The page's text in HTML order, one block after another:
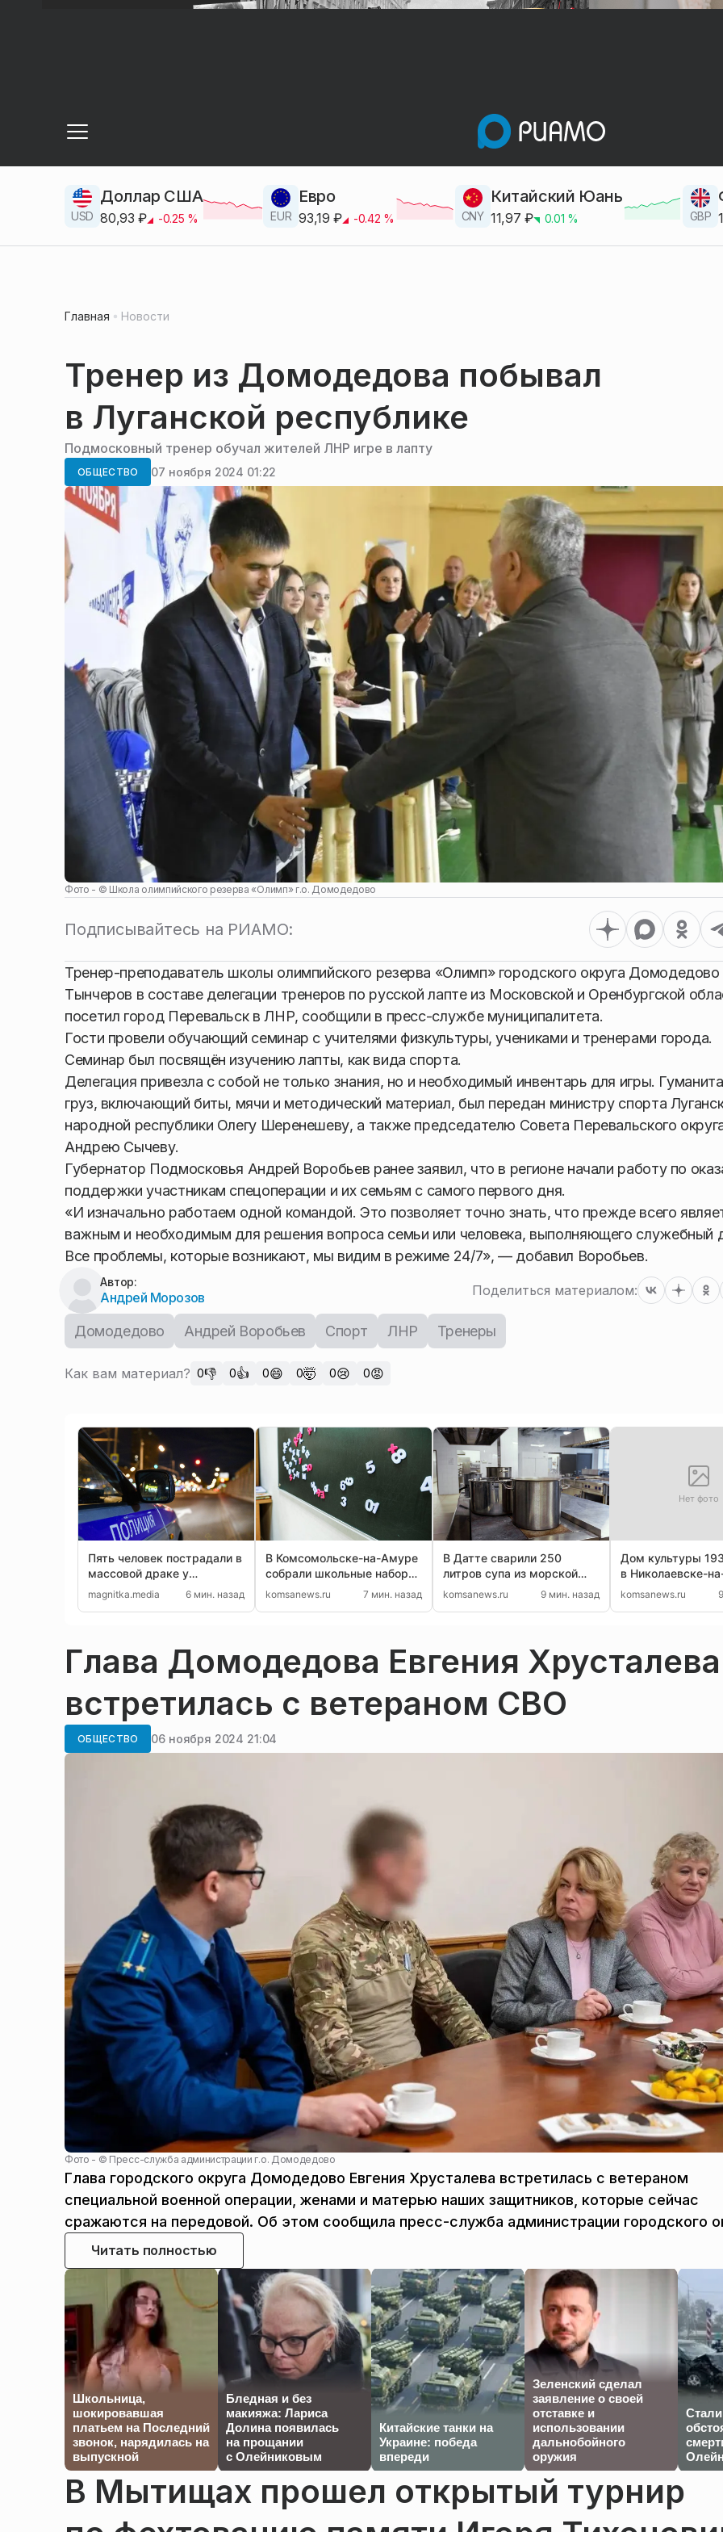
USD
Доллар США
80,93 ₽ -0.25 % EUR
Евро
93,19 ₽ -0.42 % CNY
Китайский Юань
11,97 ₽ 0.01 % GBP
Главная Новости
Тренер из Домодедова побывал
в Луганской республике
Подмосковный тренер обучал жителей ЛНР игре в лапту
ОБЩЕСТВО 07 ноября 2024 01:22
Фото - © Школа олимпийского резерва «Олимп» г.о. Домодедово
Подписывайтесь на РИАМО:
Тренер-преподаватель школы олимпийского резерва «Олимп» городского округа Домодедово
Тынчеров в составе делегации тренеров по русской лапте из Московской и Оренбургской
посетил город Перевальск в ЛНР, сообщили в пресс-службе муниципалитета.
Гости провели обучающий семинар с учителями физкультуры, учениками и тренерами города.
Семинар был посвящён изучению лапты, как вида спорта.
Делегация привезла с собой не только знания, но и необходимый инвентарь для игры.
груз, включающий биты, мячи и методический материал, был передан министру спорта
народной республики Олегу Шеренешеву, а также председателю Совета Перевальского
Андрею Сычеву.
Губернатор Подмосковья Андрей Воробьев ранее заявил, что в регионе начали работу по
поддержки участникам спецоперации и их семьям с самого первого дня.
«И изначально работаем одной командой. Это позволяет точно знать, что прежде всего
важным и необходимым для решения вопроса семьи или человека, выполняющего служебный
Все проблемы, которые возникают, мы видим в режиме 24/7», — добавил Воробьев.
Автор:
Андрей Морозов Поделиться материалом:
Домодедово Андрей Воробьев Спорт ЛНР Тренеры
Как вам материал? 0👎 0👍 0😄 0🤯 0😢 0😡
Пять человек пострадали в
массовой драке у
памятника Курчатову
magnitka.media 6 мин. назад
В Комсомольске-на-Амуре
собрали школьные наборы
для 32 малоимущих детей
komsanews.ru 7 мин. назад
В Датте сварили 250
литров супа из морской
капусты
komsanews.ru 9 мин. назад
Нет фото
Дом культуры
в Николаевске-
отремонтируют к
komsanews.ru
Глава Домодедова Евгения Хрусталева
встретилась с ветераном СВО
ОБЩЕСТВО 06 ноября 2024 21:04
Фото - © Пресс-служба администрации г.о. Домодедово
Глава городского округа Домодедово Евгения Хрусталева встретилась с ветераном
специальной военной операции, женами и матерью наших защитников, которые сейчас
сражаются на передовой. Об этом сообщила пресс-служба администрации городского
Читать полностью
Школьница,
шокировавшая
платьем на Последний
звонок, нарядилась на
выпускной
Бледная и без
макияжа: Лариса
Долина появилась
на прощании
с Олейниковым
Китайские танки на
Украине: победа
впереди
Зеленский сделал
заявление о своей
отставке и
использовании
дальнобойного
оружия
Стали
В Мытищах прошел открытый турнир